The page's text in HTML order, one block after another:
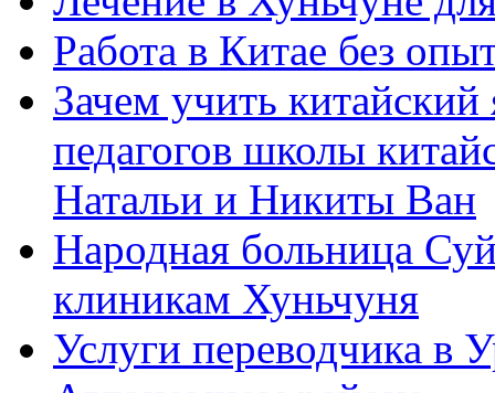
Работа в Китае без
Зачем учить
педагогов школы
Натальи и Никиты Ван
Народная больница
клиникам Хуньчуня
Услуги переводчика в